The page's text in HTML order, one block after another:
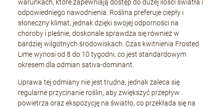
warunkach, które zapewniają dostęp do dużej ilości światła i
odpowiedniego nawodnienia. Roślina preferuje ciepły i
słoneczny klimat, jednak dzięki swojej odporności na
choroby i pleśnie, doskonale sprawdza się również w
bardziej wilgotnych środowiskach. Czas kwitnienia Frosted
Lime wynosi od 8 do 10 tygodni, co jest standardowym
okresem dla odmian sativa-dominant.
Uprawa tej odmiany nie jest trudna, jednak zaleca się
regularne przycinanie roślin, aby zwiększyć przepływ
powietrza oraz ekspozycję na światło, co przekłada się na